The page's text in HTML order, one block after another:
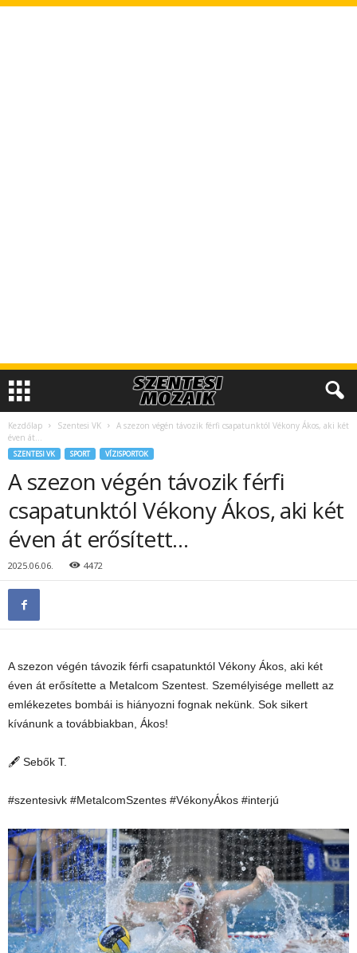
Kezdőlap Szentesi VK
A szezon végén távozik férfi csapatunktól Vékony Ákos, aki két
éven át...
SZENTESI VK SPORT VÍZISPORTOK
A szezon végén távozik férfi
csapatunktól Vékony Ákos, aki két
éven át erősített…
2025.06.06. 4472
A szezon végén távozik férfi csapatunktól Vékony Ákos, aki két
éven át erősítette a Metalcom Szentest. Személyisége mellett az
emlékezetes bombái is hiányozni fognak nekünk. Sok sikert
kívánunk a továbbiakban, Ákos!
🖋 Sebők T.
#szentesivk #MetalcomSzentes #VékonyÁkos #interjú